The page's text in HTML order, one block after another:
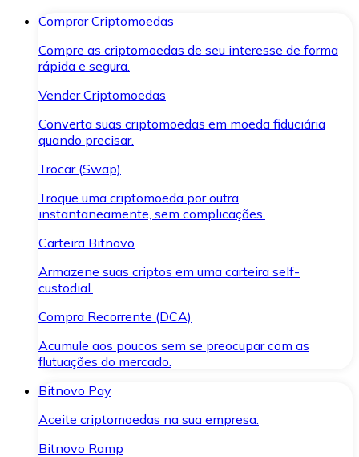
Comprar Criptomoedas
Compre as criptomoedas de seu interesse de forma
rápida e segura.
Vender Criptomoedas
Converta suas criptomoedas em moeda fiduciária
quando precisar.
Trocar (Swap)
Troque uma criptomoeda por outra
instantaneamente, sem complicações.
Carteira Bitnovo
Armazene suas criptos em uma carteira self-
custodial.
Compra Recorrente (DCA)
Acumule aos poucos sem se preocupar com as
flutuações do mercado.
Bitnovo Pay
Aceite criptomoedas na sua empresa.
Bitnovo Ramp